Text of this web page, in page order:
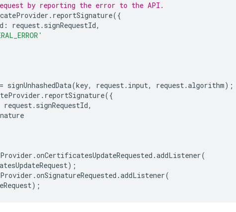
by reporting the error to the API.
. reportSignature({
: request. signRequestId,
= signUnhashedData(key, request. input, request.algorithm);
. reportSignature({
request. signRequestId,
.onCertificatesUpdateRequested .addListener(
);
.onSignatureRequested .addListener(
);